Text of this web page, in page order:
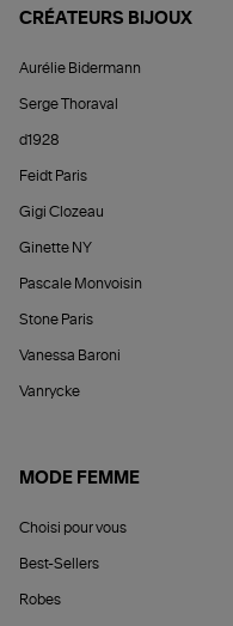
CRÉATEURS BIJOUX
Aurélie Bidermann
Serge Thoraval
d1928
Feidt Paris
Gigi Clozeau
Ginette NY
Pascale Monvoisin
Stone Paris
Vanessa Baroni
Vanrycke
MODE FEMME
Choisi pour vous
Best-Sellers
Robes